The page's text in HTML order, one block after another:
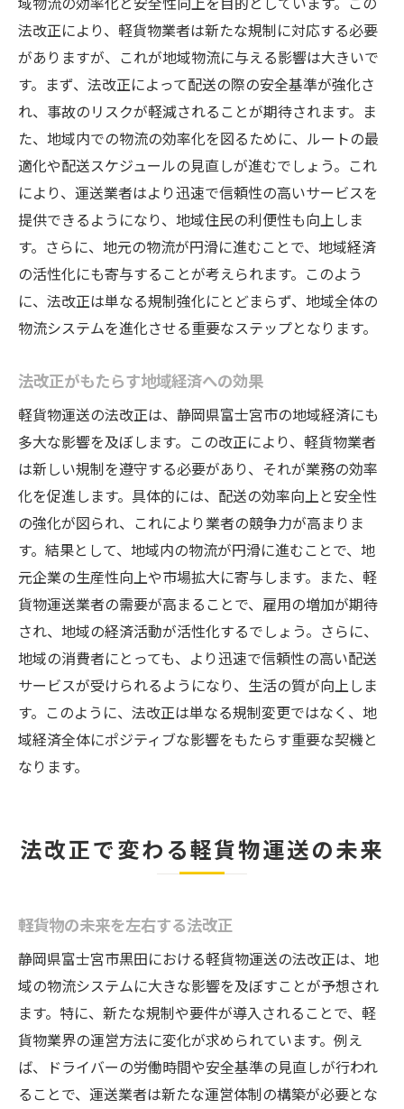
法改正により、軽貨物業者は新たな規制に対応する必要
がありますが、これが地域物流に与える影響は大きいで
す。まず、法改正によって配送の際の安全基準が強化さ
れ、事故のリスクが軽減されることが期待されます。ま
た、地域内での物流の効率化を図るために、ルートの最
適化や配送スケジュールの見直しが進むでしょう。これ
により、運送業者はより迅速で信頼性の高いサービスを
提供できるようになり、地域住民の利便性も向上しま
す。さらに、地元の物流が円滑に進むことで、地域経済
の活性化にも寄与することが考えられます。このよう
に、法改正は単なる規制強化にとどまらず、地域全体の
物流システムを進化させる重要なステップとなります。
法改正がもたらす地域経済への効果
軽貨物運送の法改正は、静岡県富士宮市の地域経済にも
多大な影響を及ぼします。この改正により、軽貨物業者
は新しい規制を遵守する必要があり、それが業務の効率
化を促進します。具体的には、配送の効率向上と安全性
の強化が図られ、これにより業者の競争力が高まりま
す。結果として、地域内の物流が円滑に進むことで、地
元企業の生産性向上や市場拡大に寄与します。また、軽
貨物運送業者の需要が高まることで、雇用の増加が期待
され、地域の経済活動が活性化するでしょう。さらに、
地域の消費者にとっても、より迅速で信頼性の高い配送
サービスが受けられるようになり、生活の質が向上しま
す。このように、法改正は単なる規制変更ではなく、地
域経済全体にポジティブな影響をもたらす重要な契機と
なります。
法改正で変わる軽貨物運送の未来
軽貨物の未来を左右する法改正
静岡県富士宮市黒田における軽貨物運送の法改正は、地
域の物流システムに大きな影響を及ぼすことが予想され
ます。特に、新たな規制や要件が導入されることで、軽
貨物業界の運営方法に変化が求められています。例え
ば、ドライバーの労働時間や安全基準の見直しが行われ
ることで、運送業者は新たな運営体制の構築が必要とな